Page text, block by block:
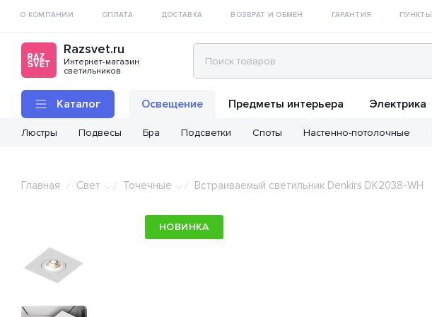
О КОМПАНИИ ОПЛАТА ДОСТАВКА ВОЗВРАТ И ОБМЕН ГАРАНТИЯ
Razsvet.ru
Интернет-магазин
светильников
Каталог Освещение
Люстры Подвесы Бра Подсветки Споты Настенно-потолочные
Предметы интерьера Электрика
Главная / Свет / Точечные / Встраиваемый светильник Denkirs DK2038-WH
НОВИНКА